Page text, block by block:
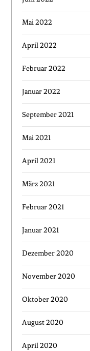
Mai 2022
April 2022
Februar 2022
Januar 2022
September 2021
Mai 2021
April 2021
März 2021
Februar 2021
Januar 2021
Dezember 2020
November 2020
Oktober 2020
August 2020
April 2020